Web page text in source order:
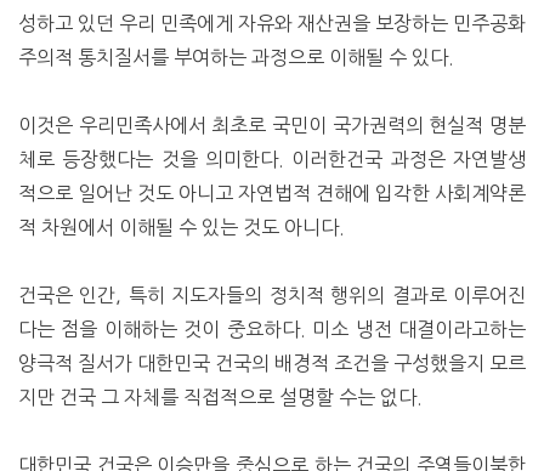
성하고 있던 우리 민족에게 자유와 재산권을 보장하는 민주공화
주의적 통치질서를 부여하는 과정으로 이해될 수 있다.
이것은 우리민족사에서 최초로 국민이 국가권력의 현실적 명분
체로 등장했다는 것을 의미한다. 이러한건국 과정은 자연발생
적으로 일어난 것도 아니고 자연법적 견해에 입각한 사회계약론
적 차원에서 이해될 수 있는 것도 아니다.
건국은 인간, 특히 지도자들의 정치적 행위의 결과로 이루어진
다는 점을 이해하는 것이 중요하다. 미소 냉전 대결이라고하는
양극적 질서가 대한민국 건국의 배경적 조건을 구성했을지 모르
지만 건국 그 자체를 직접적으로 설명할 수는 없다.
대한민국 건국은 이승만을 중심으로 하는 건국의 주역들이북한